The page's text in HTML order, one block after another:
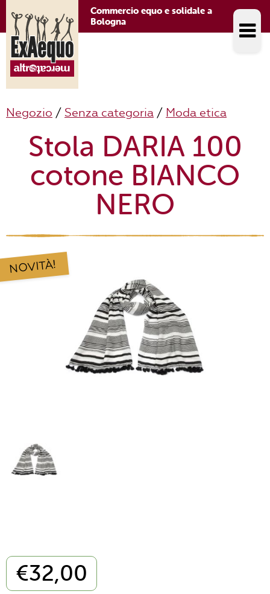
Commercio equo e solidale a
Bologna
Negozio / Senza categoria / Moda etica
Stola DARIA 100
cotone BIANCO
NERO
NOVITÀ!
€32,00